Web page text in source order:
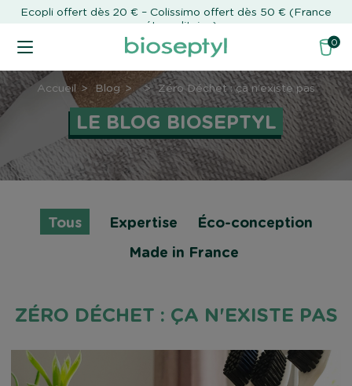
Ecopli offert dès 20 € – Colissimo offert dès 50 € (France
métropolitaine)
0
Accueil Blog Zéro Déchet : ça n'existe pas
LE BLOG BIOSEPTYL
Tous Expertise
Éco-conception
Made in France
ZÉRO DÉCHET : ÇA N'EXISTE PAS